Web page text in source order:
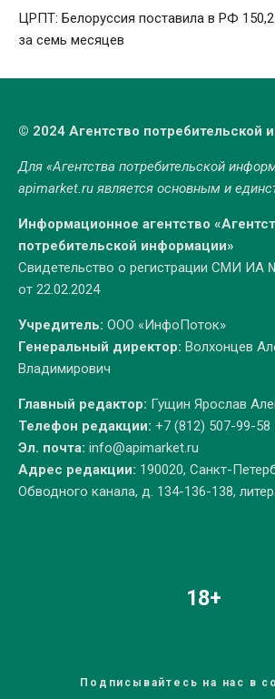
ЦРПТ: Белоруссия поставила в РФ
за семь месяцев
© 2024 Агентство потребительской
Для «Агентства потребительской
apimarket.ruявляется основным и
Информационное агентство
потребительской информации»
Свидетельство о регистрации СМИ
от 22.02.2024
Учредитель: ООО «ИнфоПоток»
Генеральный директор: Волхонцев
Владимирович
Главный редактор: Гущин Ярослав
Телефон редакции: +7 (812) 507-99-58
Эл. почта: info@apimarket.ru
Адрес редакции: 190020, Санкт-
Обводного канала, д. 134-136-138,
18+
Подписывайтесь на нас в